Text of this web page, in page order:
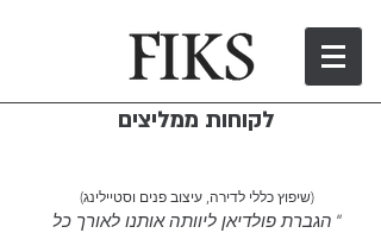
לקוחות ממליצים
(שיפוץ כללי לדירה, עיצוב פנים וסטיילינג)
"הגברת פולדיאן ליוותה אותנו לאורך כל